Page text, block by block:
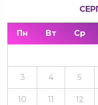
Пн Вт Ср
3 4 5
10 11 12